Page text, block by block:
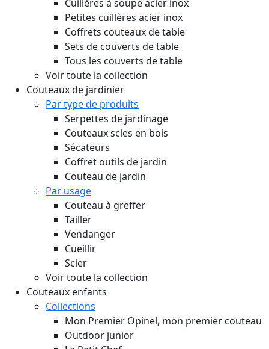
Cuillères à soupe acier inox
Petites cuillères acier inox
Coffrets couteaux de table
Sets de couverts de table
Tous les couverts de table
Voir toute la collection
Couteaux de jardinier
Par type de produits
Serpettes de jardinage
Couteaux scies en bois
Sécateurs
Coffret outils de jardin
Couteau de jardin
Par usage
Couteau à greffer
Tailler
Vendanger
Cueillir
Scier
Voir toute la collection
Couteaux enfants
Collections
Mon Premier Opinel, mon premier couteau
Outdoor junior